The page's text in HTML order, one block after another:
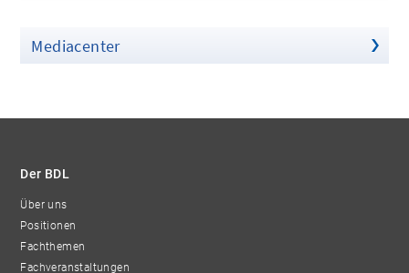
Mediacenter
Der BDL
Über uns
Positionen
Fachthemen
Fachveranstaltungen